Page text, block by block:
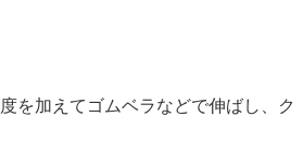
を加えてゴムベラなどで伸ばし、ク